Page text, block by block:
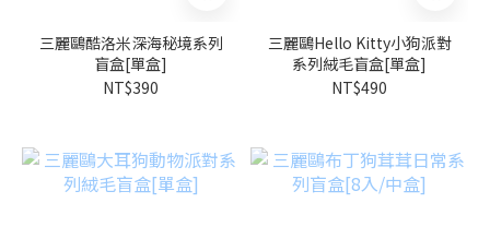
三麗鷗酷洛米深海秘境系列
盲盒[單盒]
NT$390
三麗鷗Hello Kitty小狗派對
系列絨毛盲盒[單盒]
NT$490